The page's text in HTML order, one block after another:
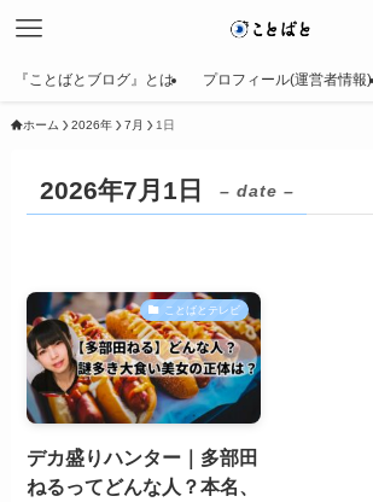
『ことばとブログ』とは プロフィール(運営者情報)
ホーム 2026年 7月 1日
2026年7月1日 – date –
ことばとテレビ
デカ盛りハンター｜多部田
ねるってどんな人？本名、